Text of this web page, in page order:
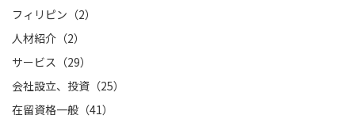
フィリピン（2）
人材紹介（2）
サービス（29）
会社設立、投資（25）
在留資格一般（41）